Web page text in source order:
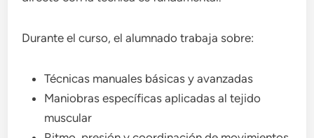
Durante el curso, el alumnado trabaja sobre:
Técnicas manuales básicas y avanzadas
Maniobras específicas aplicadas al tejido
muscular